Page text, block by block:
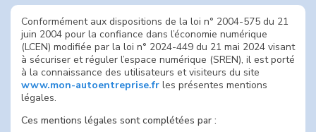
Conformément aux dispositions de la loi n° 2004-575 du 21
juin 2004 pour la confiance dans l’économie numérique
(LCEN) modifiée par la loi n° 2024-449 du 21 mai 2024 visant
à sécuriser et réguler l’espace numérique (SREN), il est porté
à la connaissance des utilisateurs et visiteurs du site
www.mon-autoentreprise.fr les présentes mentions
légales.
Ces mentions légales sont complétées par :